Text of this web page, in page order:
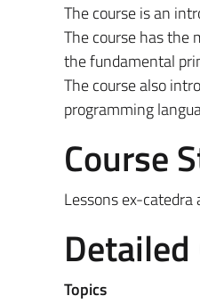
The course is an
The course has the
the fundamental
The course also
programming
Course
Lessons ex-
Topics